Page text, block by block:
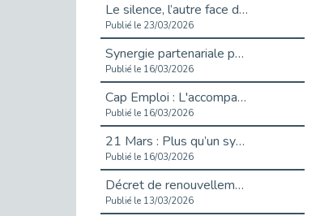
Le silence, l’autre face du recrutement : un appel au respect des candidats.
Publié le 23/03/2026
Synergie partenariale pour l'Inclusion Professionnelle chez Orange
Publié le 16/03/2026
Cap Emploi : L'accompagnement EXH c’est quoi ?
Publié le 16/03/2026
21 Mars : Plus qu’un symbole, un engagement pour l’inclusion
Publié le 16/03/2026
Décret de renouvellement de l'aide aux employeurs d'apprentis
Publié le 13/03/2026